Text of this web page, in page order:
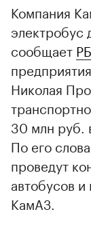
Компания
электробус
сообщает
Николая
30 млн руб.
По его
проведут
автобусов и
КамАЗ.